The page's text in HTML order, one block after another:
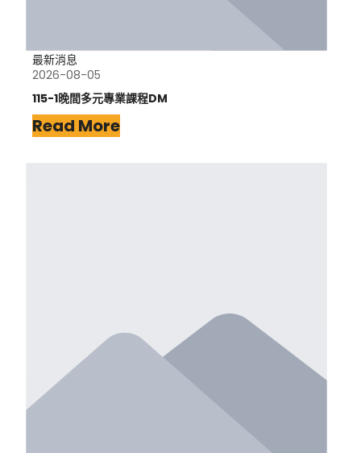
最新消息
2026-08-05
115-1晚間多元專業課程DM
Read More